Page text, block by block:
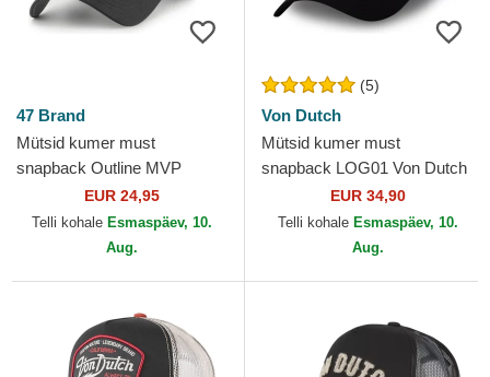
47 Brand
Mütsid kumer must
snapback Outline MVP
Branson New York Yankees
MLB 47 Brand
EUR 24,95
Telli kohale Esmaspäev, 10.
Aug.
(5)
Von Dutch
Mütsid kumer must
snapback LOG01 Von Dutch
EUR 34,90
Telli kohale Esmaspäev, 10.
Aug.